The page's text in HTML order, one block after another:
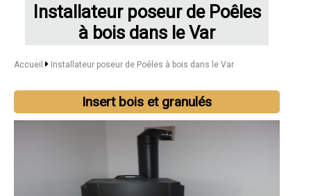
Installateur poseur de Poêles
à bois dans le Var
Accueil Installateur poseur de Poêles à bois dans le Var
Insert bois et granulés